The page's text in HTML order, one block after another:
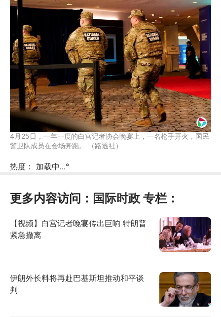
4月25日，一年一度的白宫记者协会晚宴上，一名枪手开火，国民
警卫队成员在会场奔跑。 （路透社）
热度： 加载中...°
更多内容访问： 国际时政 专栏：
【视频】白宫记者晚宴传出巨响 特朗普
紧急撤离
伊朗外长料将再赴巴基斯坦推动和平谈
判